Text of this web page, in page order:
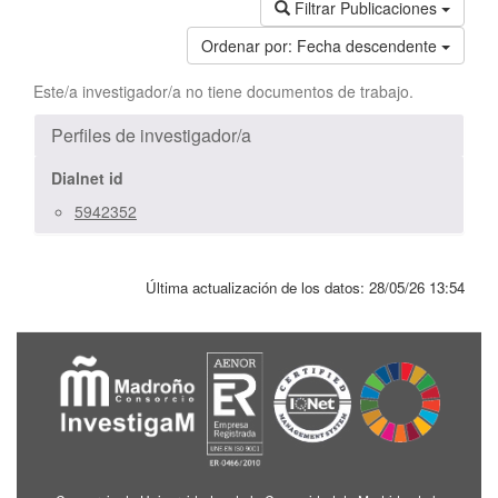
Filtrar Publicaciones
Ordenar por: Fecha descendente
Este/a investigador/a no tiene documentos de trabajo.
Perfiles de investigador/a
Dialnet id
5942352
Última actualización de los datos: 28/05/26 13:54